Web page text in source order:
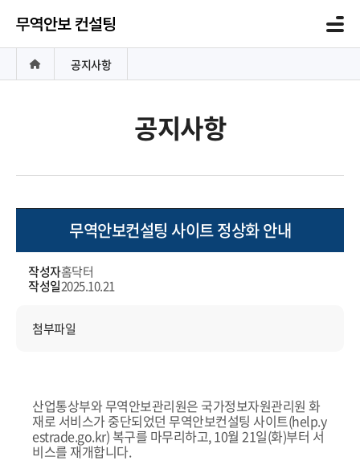
공지사항
공지사항
무역안보컨설팅 사이트 정상화 안내
작성자홈닥터
작성일2025.10.21
첨부파일
산업통상부와 무역안보관리원은 국가정보자원관리원 화
재로 서비스가 중단되었던 무역안보컨설팅 사이트(help.y
estrade.go.kr) 복구를 마무리하고, 10월 21일(화)부터 서
비스를 재개합니다.